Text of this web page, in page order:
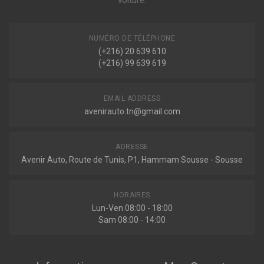
NUMÉRO DE TÉLÉPHONE
(+216) 20 639 610
(+216) 99 639 619
EMAIL ADDRESS
avenirauto.tn@gmail.com
ADRESSE
Avenir Auto, Route de Tunis, P1, Hammam Sousse - Sousse
HORAIRES
Lun-Ven 08:00 - 18:00
Sam 08:00 - 14:00